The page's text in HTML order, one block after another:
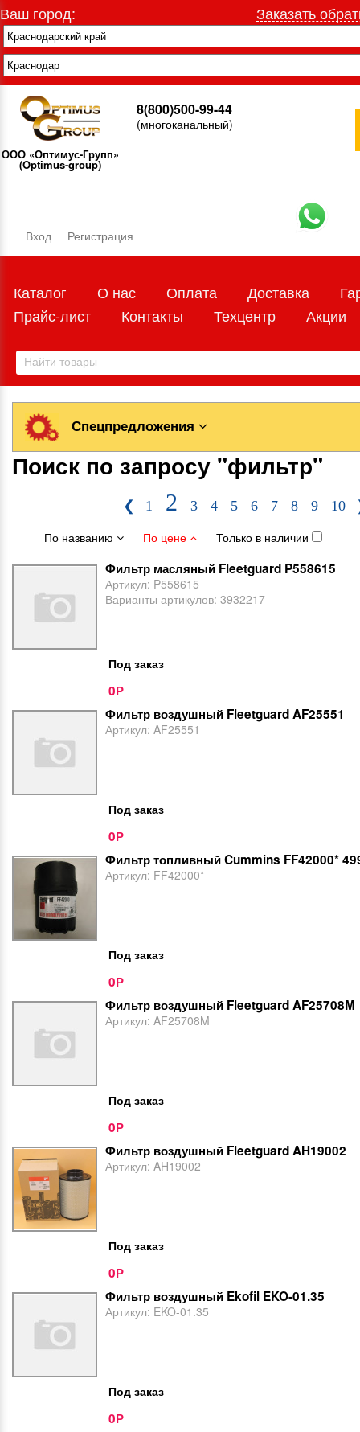
Ваш город: Заказать
ООО «Оптимус-Групп»
(Optimus-group)
8(800)500-99-44
(многоканальный)
Вход Регистрация
Каталог О нас Оплата Доставка
Прайс-лист
Контакты Техцентр Акции
Спецпредложения
Поиск по запросу "фильтр"
❮ 1 2 3 4 5 6 7 8 9 10
По названию
По цене Только в наличии
Фильтр масляный Fleetguard P558615
Артикул: P558615
Варианты артикулов: 3932217
Под заказ
0Р
Фильтр воздушный Fleetguard AF25551
Артикул: AF25551
Под заказ
0Р
Фильтр топливный Cummins FF42000*
Артикул: FF42000*
Под заказ
0Р
Фильтр воздушный Fleetguard AF25708M
Артикул: AF25708M
Под заказ
0Р
Фильтр воздушный Fleetguard AH19002
Артикул: AH19002
Под заказ
0Р
Фильтр воздушный Ekofil EKO-01.35
Артикул: EKO-01.35
Под заказ
0Р